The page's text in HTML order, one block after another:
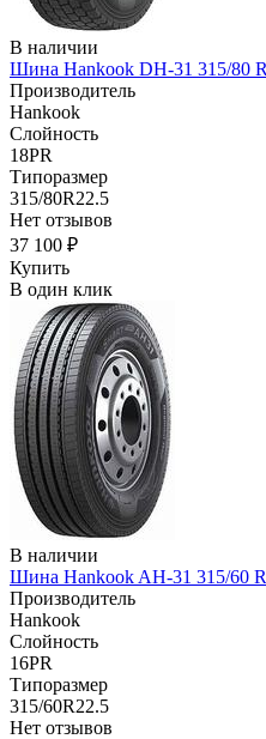
В наличии
Шина Hankook DH-31 315/80
Производитель
Hankook
Слойность
18PR
Типоразмер
315/80R22.5
Нет отзывов
37 100 ₽
Купить
В один клик
В наличии
Шина Hankook AH-31 315/60
Производитель
Hankook
Слойность
16PR
Типоразмер
315/60R22.5
Нет отзывов